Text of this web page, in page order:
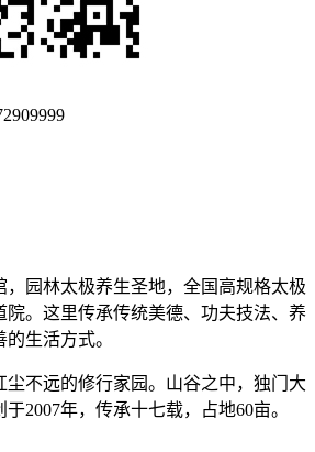
，园林太极养生圣地，全国高规格太极
院。这里传承传统美德、功夫技法、养
生活方式。
尘不远的修行家园。山谷之中，独门大
2007年，传承十七载，占地60亩。